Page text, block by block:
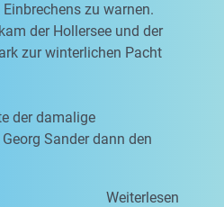
zu warnen.
der Hollersee und der
zur winterlichen Pacht
der damalige
Sander dann den
Weiterlesen